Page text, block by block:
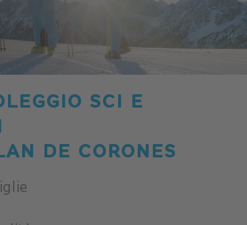
SCI E
DE CORONES